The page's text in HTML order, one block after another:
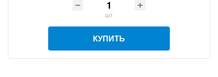
шт
КУПИТЬ